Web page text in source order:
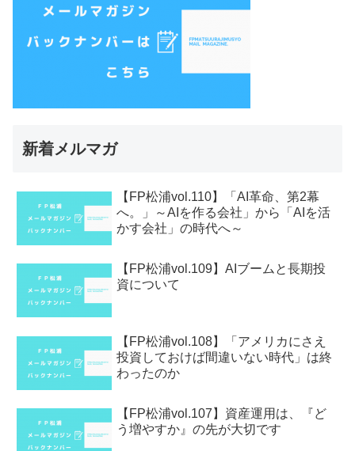
新着メルマガ
【FP松浦vol.110】「AI革命、第2幕
へ。」～AIを作る会社」から「AIを活
かす会社」の時代へ～
【FP松浦vol.109】AIブームと長期投
資について
【FP松浦vol.108】「アメリカにさえ
投資しておけば間違いない時代」は終
わったのか
【FP松浦vol.107】資産運用は、『ど
う増やすか』の先が大切です